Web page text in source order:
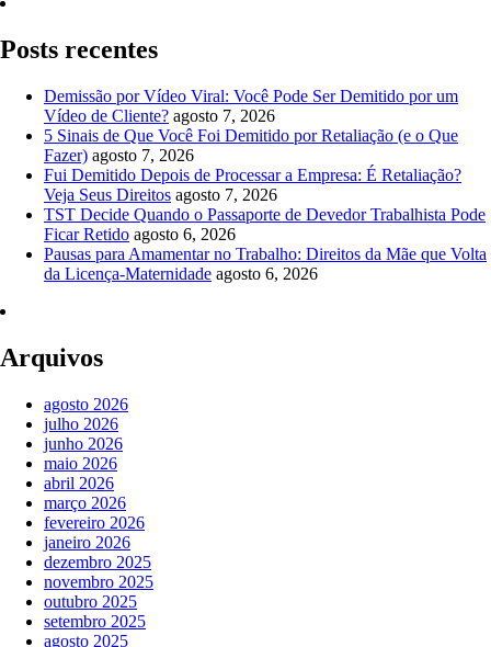
Posts recentes
Demissão por Vídeo Viral: Você Pode Ser Demitido por um
Vídeo de Cliente? agosto 7, 2026
5 Sinais de Que Você Foi Demitido por Retaliação (e o Que
Fazer) agosto 7, 2026
Fui Demitido Depois de Processar a Empresa: É Retaliação?
Veja Seus Direitos agosto 7, 2026
TST Decide Quando o Passaporte de Devedor Trabalhista Pode
Ficar Retido agosto 6, 2026
Pausas para Amamentar no Trabalho: Direitos da Mãe que Volta
da Licença-Maternidade agosto 6, 2026
Arquivos
agosto 2026
julho 2026
junho 2026
maio 2026
abril 2026
março 2026
fevereiro 2026
janeiro 2026
dezembro 2025
novembro 2025
outubro 2025
setembro 2025
agosto 2025